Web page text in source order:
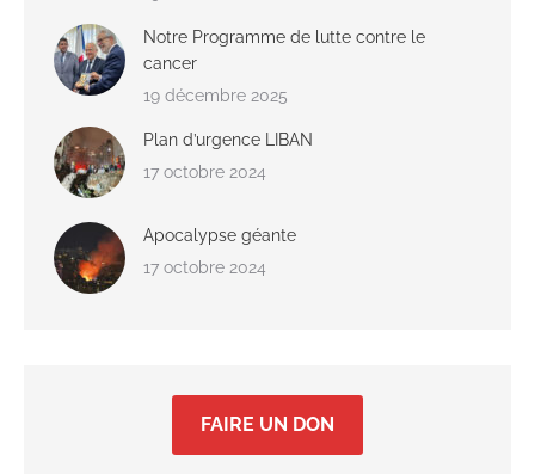
Notre Programme de lutte contre le
cancer
19 décembre 2025
Plan d’urgence LIBAN
17 octobre 2024
Apocalypse géante
17 octobre 2024
FAIRE UN DON